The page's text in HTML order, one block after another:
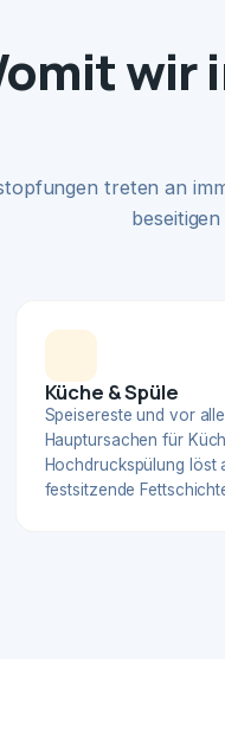
wir
treten an
Küche & Spüle
Speisereste und vor
Hauptursachen für
Hochdruckspülung löst
festsitzende